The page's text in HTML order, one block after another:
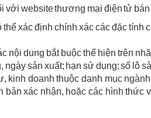
với website thương mại điện tử
xác định chính xác các đặc tính
nội dung bắt buộc thể hiện trên
sản xuất; hạn sử dụng; số lô
doanh thuộc danh mục
xác nhận, hoặc các hình thức